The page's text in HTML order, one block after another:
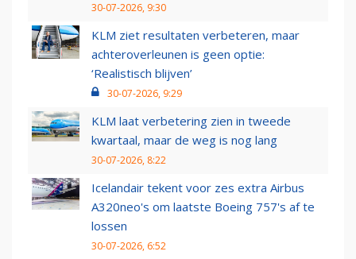
30-07-2026, 9:30
KLM ziet resultaten verbeteren, maar
achteroverleunen is geen optie:
‘Realistisch blijven’
30-07-2026, 9:29
KLM laat verbetering zien in tweede
kwartaal, maar de weg is nog lang
30-07-2026, 8:22
Icelandair tekent voor zes extra Airbus
A320neo's om laatste Boeing 757's af te
lossen
30-07-2026, 6:52